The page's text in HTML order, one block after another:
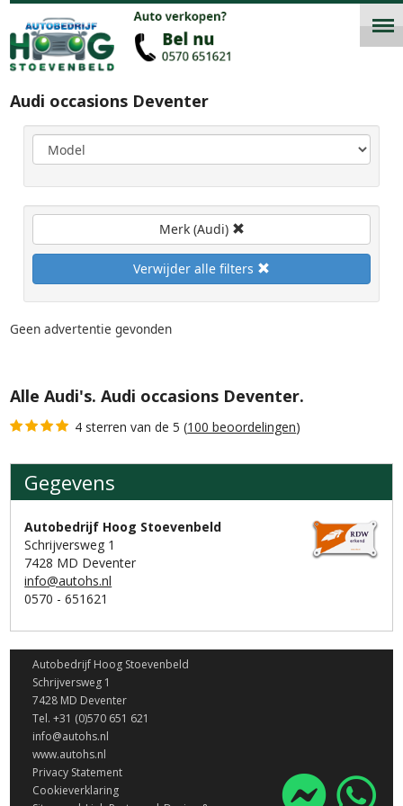
Audi occasions Deventer
Alle Audi's. Audi occasions Deventer.
4 sterren van de 5 (100 beoordelingen)
Gegevens
Gegevens
Autobedrijf Hoog Stoevenbeld
Schrijversweg 1
7428 MD Deventer
info@autohs.nl
0570 - 651621
Autobedrijf Hoog Stoevenbeld
Schrijversweg 1
7428 MD Deventer
Tel. +31 (0)570 651 621
info@autohs.nl
www.autohs.nl
Privacy Statement
Cookieverklaring